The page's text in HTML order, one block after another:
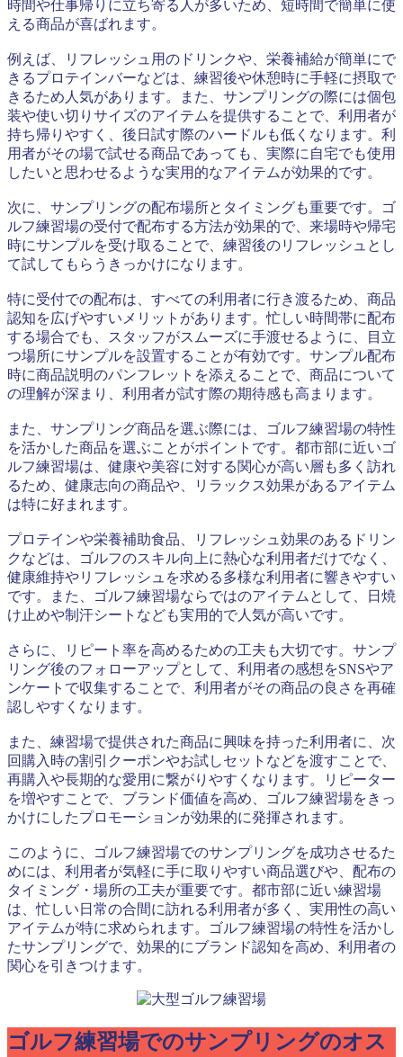
時間や仕事帰りに立ち寄る人が多いため、短時間で簡単に使
える商品が喜ばれます。
例えば、リフレッシュ用のドリンクや、栄養補給が簡単にで
きるプロテインバーなどは、練習後や休憩時に手軽に摂取で
きるため人気があります。また、サンプリングの際には個包
装や使い切りサイズのアイテムを提供することで、利用者が
持ち帰りやすく、後日試す際のハードルも低くなります。利
用者がその場で試せる商品であっても、実際に自宅でも使用
したいと思わせるような実用的なアイテムが効果的です。
次に、サンプリングの配布場所とタイミングも重要です。ゴ
ルフ練習場の受付で配布する方法が効果的で、来場時や帰宅
時にサンプルを受け取ることで、練習後のリフレッシュとし
て試してもらうきっかけになります。
特に受付での配布は、すべての利用者に行き渡るため、商品
認知を広げやすいメリットがあります。忙しい時間帯に配布
する場合でも、スタッフがスムーズに手渡せるように、目立
つ場所にサンプルを設置することが有効です。サンプル配布
時に商品説明のパンフレットを添えることで、商品について
の理解が深まり、利用者が試す際の期待感も高まります。
また、サンプリング商品を選ぶ際には、ゴルフ練習場の特性
を活かした商品を選ぶことがポイントです。都市部に近いゴ
ルフ練習場は、健康や美容に対する関心が高い層も多く訪れ
るため、健康志向の商品や、リラックス効果があるアイテム
は特に好まれます。
プロテインや栄養補助食品、リフレッシュ効果のあるドリン
クなどは、ゴルフのスキル向上に熱心な利用者だけでなく、
健康維持やリフレッシュを求める多様な利用者に響きやすい
です。また、ゴルフ練習場ならではのアイテムとして、日焼
け止めや制汗シートなども実用的で人気が高いです。
さらに、リピート率を高めるための工夫も大切です。サンプ
リング後のフォローアップとして、利用者の感想をSNSやア
ンケートで収集することで、利用者がその商品の良さを再確
認しやすくなります。
また、練習場で提供された商品に興味を持った利用者に、次
回購入時の割引クーポンやお試しセットなどを渡すことで、
再購入や長期的な愛用に繋がりやすくなります。リピーター
を増やすことで、ブランド価値を高め、ゴルフ練習場をきっ
かけにしたプロモーションが効果的に発揮されます。
このように、ゴルフ練習場でのサンプリングを成功させるた
めには、利用者が気軽に手に取りやすい商品選びや、配布の
タイミング・場所の工夫が重要です。都市部に近い練習場
は、忙しい日常の合間に訪れる利用者が多く、実用性の高い
アイテムが特に求められます。ゴルフ練習場の特性を活かし
たサンプリングで、効果的にブランド認知を高め、利用者の
関心を引きつけます。
ゴルフ練習場でのサンプリングのオス